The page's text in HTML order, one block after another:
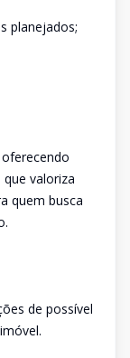
planejados;
valoriza
quem busca
de possível